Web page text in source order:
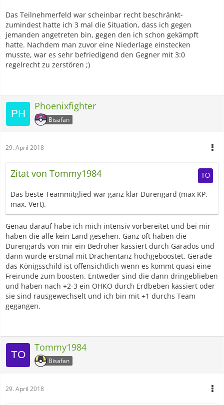
Das Teilnehmerfeld war scheinbar recht beschränkt-
zumindest hatte ich 3 mal die Situation, dass ich gegen
jemanden angetreten bin, gegen den ich schon gekämpft
hatte. Nachdem man zuvor eine Niederlage einstecken
musste, war es sehr befriedigend den Gegner mit 3:0
regelrecht zu zerstören ;)
Phoenixfighter
Bisafan
29. April 2018
Zitat von Tommy1984
Das beste Teammitglied war ganz klar Durengard (max KP,
max. Vert).
Genau darauf habe ich mich intensiv vorbereitet und bei mir
haben die alle kein Land gesehen. Ganz oft haben die
Durengards von mir ein Bedroher kassiert durch Garados und
dann wurde erstmal mit Drachentanz hochgeboostet. Gerade
das Königsschild ist offensichtlich wenn es kommt quasi eine
Freirunde zum boosten. Entweder sind die dann dringeblieben
und haben nach +2-3 ein OHKO durch Erdbeben kassiert oder
sie sind rausgewechselt und ich bin mit +1 durchs Team
gegangen.
Tommy1984
Bisafan
29. April 2018